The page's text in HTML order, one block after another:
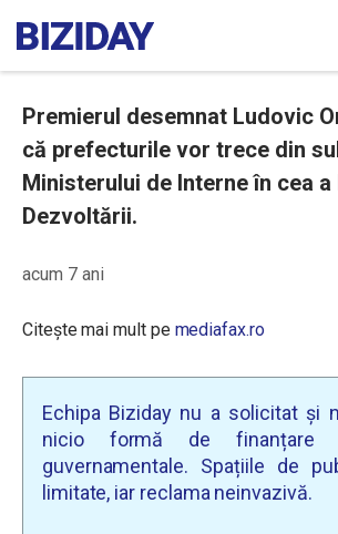
Premierul desemnat Ludovic
că prefecturile vor trece din
Ministerului de Interne în cea
Dezvoltării.
acum 7 ani
Citește mai mult pe mediafax.ro
Echipa Biziday nu a solicitat și
nicio formă de finanțare
guvernamentale. Spațiile de
limitate, iar reclama neinvazivă.